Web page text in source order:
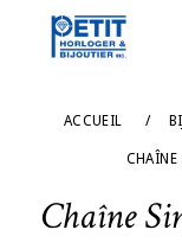
ACCUEIL /
CHAÎNE
Chaîne